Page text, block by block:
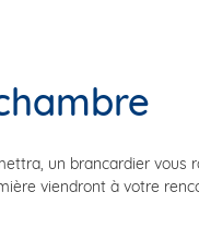
un brancardier vous
viendront à votre